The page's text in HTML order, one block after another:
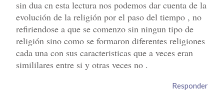
sin dua cn esta lectura nos podemos dar cuenta de la
evolución de la religión por el paso del tiempo , no
refiriendose a que se comenzo sin ningun tipo de
religión sino como se formaron diferentes religiones
cada una con sus caracteristicas que a veces eran
simililares entre si y otras veces no .
Responder